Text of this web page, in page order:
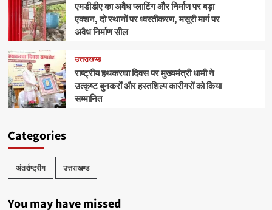
एमडीडीए का अवैध प्लाटिंग और निर्माण पर बड़ा
एक्शन, दो स्थानों पर ध्वस्तीकरण, मसूरी मार्ग पर
अवैध निर्माण सील
उत्तराखण्ड
राष्ट्रीय हथकरघा दिवस पर मुख्यमंत्री धामी ने
उत्कृष्ट बुनकरों और हस्तशिल्प कारीगरों को किया
सम्मानित
Categories
अंतर्राष्ट्रीय उत्तराखण्ड
You may have missed